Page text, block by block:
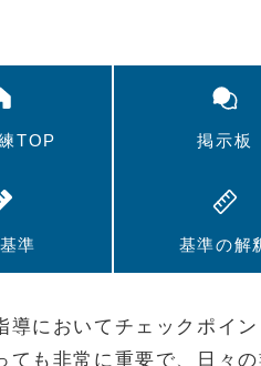
TOP 掲示板
準 基準の解
導においてチェックポイ
ても非常に重要で、日々